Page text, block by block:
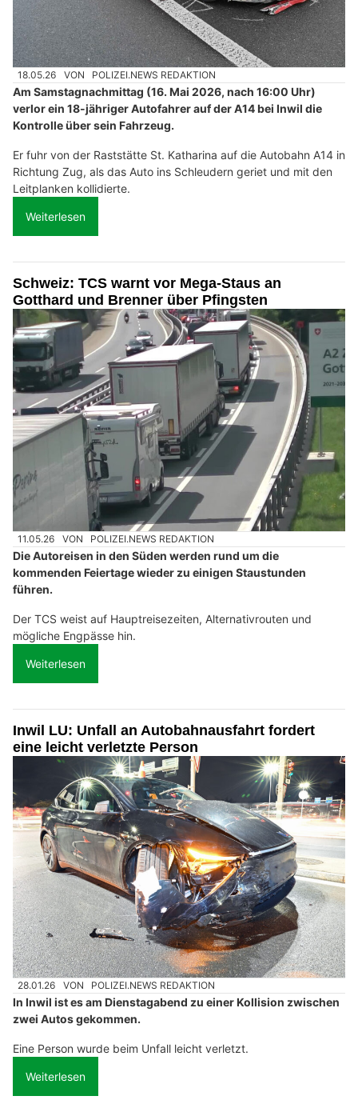
18.05.26 VON POLIZEI.NEWS REDAKTION
Am Samstagnachmittag (16. Mai 2026, nach 16:00 Uhr)
verlor ein 18-jähriger Autofahrer auf der A14 bei Inwil die
Kontrolle über sein Fahrzeug.
Er fuhr von der Raststätte St. Katharina auf die Autobahn A14 in
Richtung Zug, als das Auto ins Schleudern geriet und mit den
Leitplanken kollidierte.
Weiterlesen
Schweiz: TCS warnt vor Mega-Staus an
Gotthard und Brenner über Pfingsten
11.05.26 VON POLIZEI.NEWS REDAKTION
Die Autoreisen in den Süden werden rund um die
kommenden Feiertage wieder zu einigen Staustunden
führen.
Der TCS weist auf Hauptreisezeiten, Alternativrouten und
mögliche Engpässe hin.
Weiterlesen
Inwil LU: Unfall an Autobahnausfahrt fordert
eine leicht verletzte Person
28.01.26 VON POLIZEI.NEWS REDAKTION
In Inwil ist es am Dienstagabend zu einer Kollision zwischen
zwei Autos gekommen.
Eine Person wurde beim Unfall leicht verletzt.
Weiterlesen